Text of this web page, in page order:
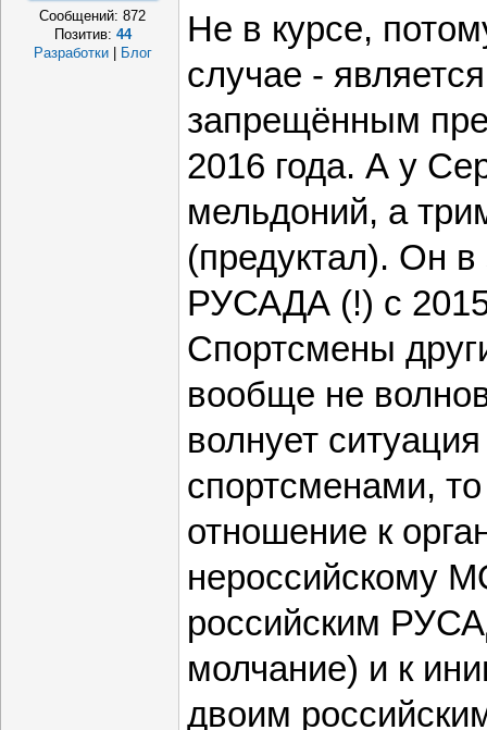
Сообщений:872
Позитив: 44
Разработки
Блог
Не в курсе,
случае -
запрещённым
2016 года. А у
мельдоний, а
(предуктал). Он
РУСАДА (!) с
Спортсмены
вообще не
волнует
спортсменами,
отношение к
нероссийскому
российским
молчание) и к
двоим